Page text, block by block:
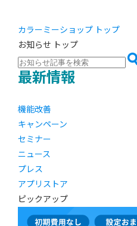
カラーミーショップ トップ
お知らせ トップ
最新情報
機能改善
キャンペーン
セミナー
ニュース
プレス
アプリストア
ピックアップ